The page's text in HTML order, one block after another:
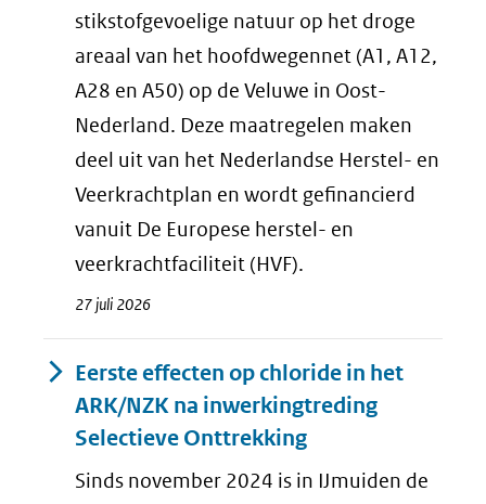
stikstofgevoelige natuur op het droge
areaal van het hoofdwegennet (A1, A12,
A28 en A50) op de Veluwe in Oost-
Nederland. Deze maatregelen maken
deel uit van het Nederlandse Herstel- en
Veerkrachtplan en wordt gefinancierd
vanuit De Europese herstel- en
veerkrachtfaciliteit (HVF).
27 juli 2026
Eerste effecten op chloride in het
ARK/NZK na inwerkingtreding
Selectieve Onttrekking
Sinds november 2024 is in IJmuiden de